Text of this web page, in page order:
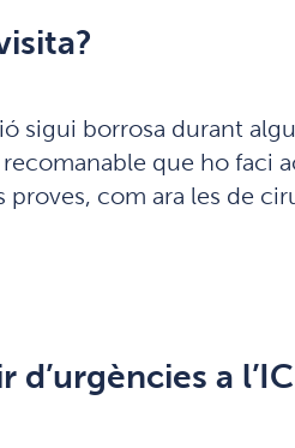
sigui borrosa durant
que ho faci
com ara les de
a